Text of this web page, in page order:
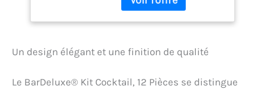
Livre de Cocktails
(Or)
pour une prise en main
shaker, un zesteur, 4 becs
glaçons, une cuillère de
Un design élégant et une finition de qualité
Le BarDeluxe® Kit Cocktail, 12 Pièces se distingue